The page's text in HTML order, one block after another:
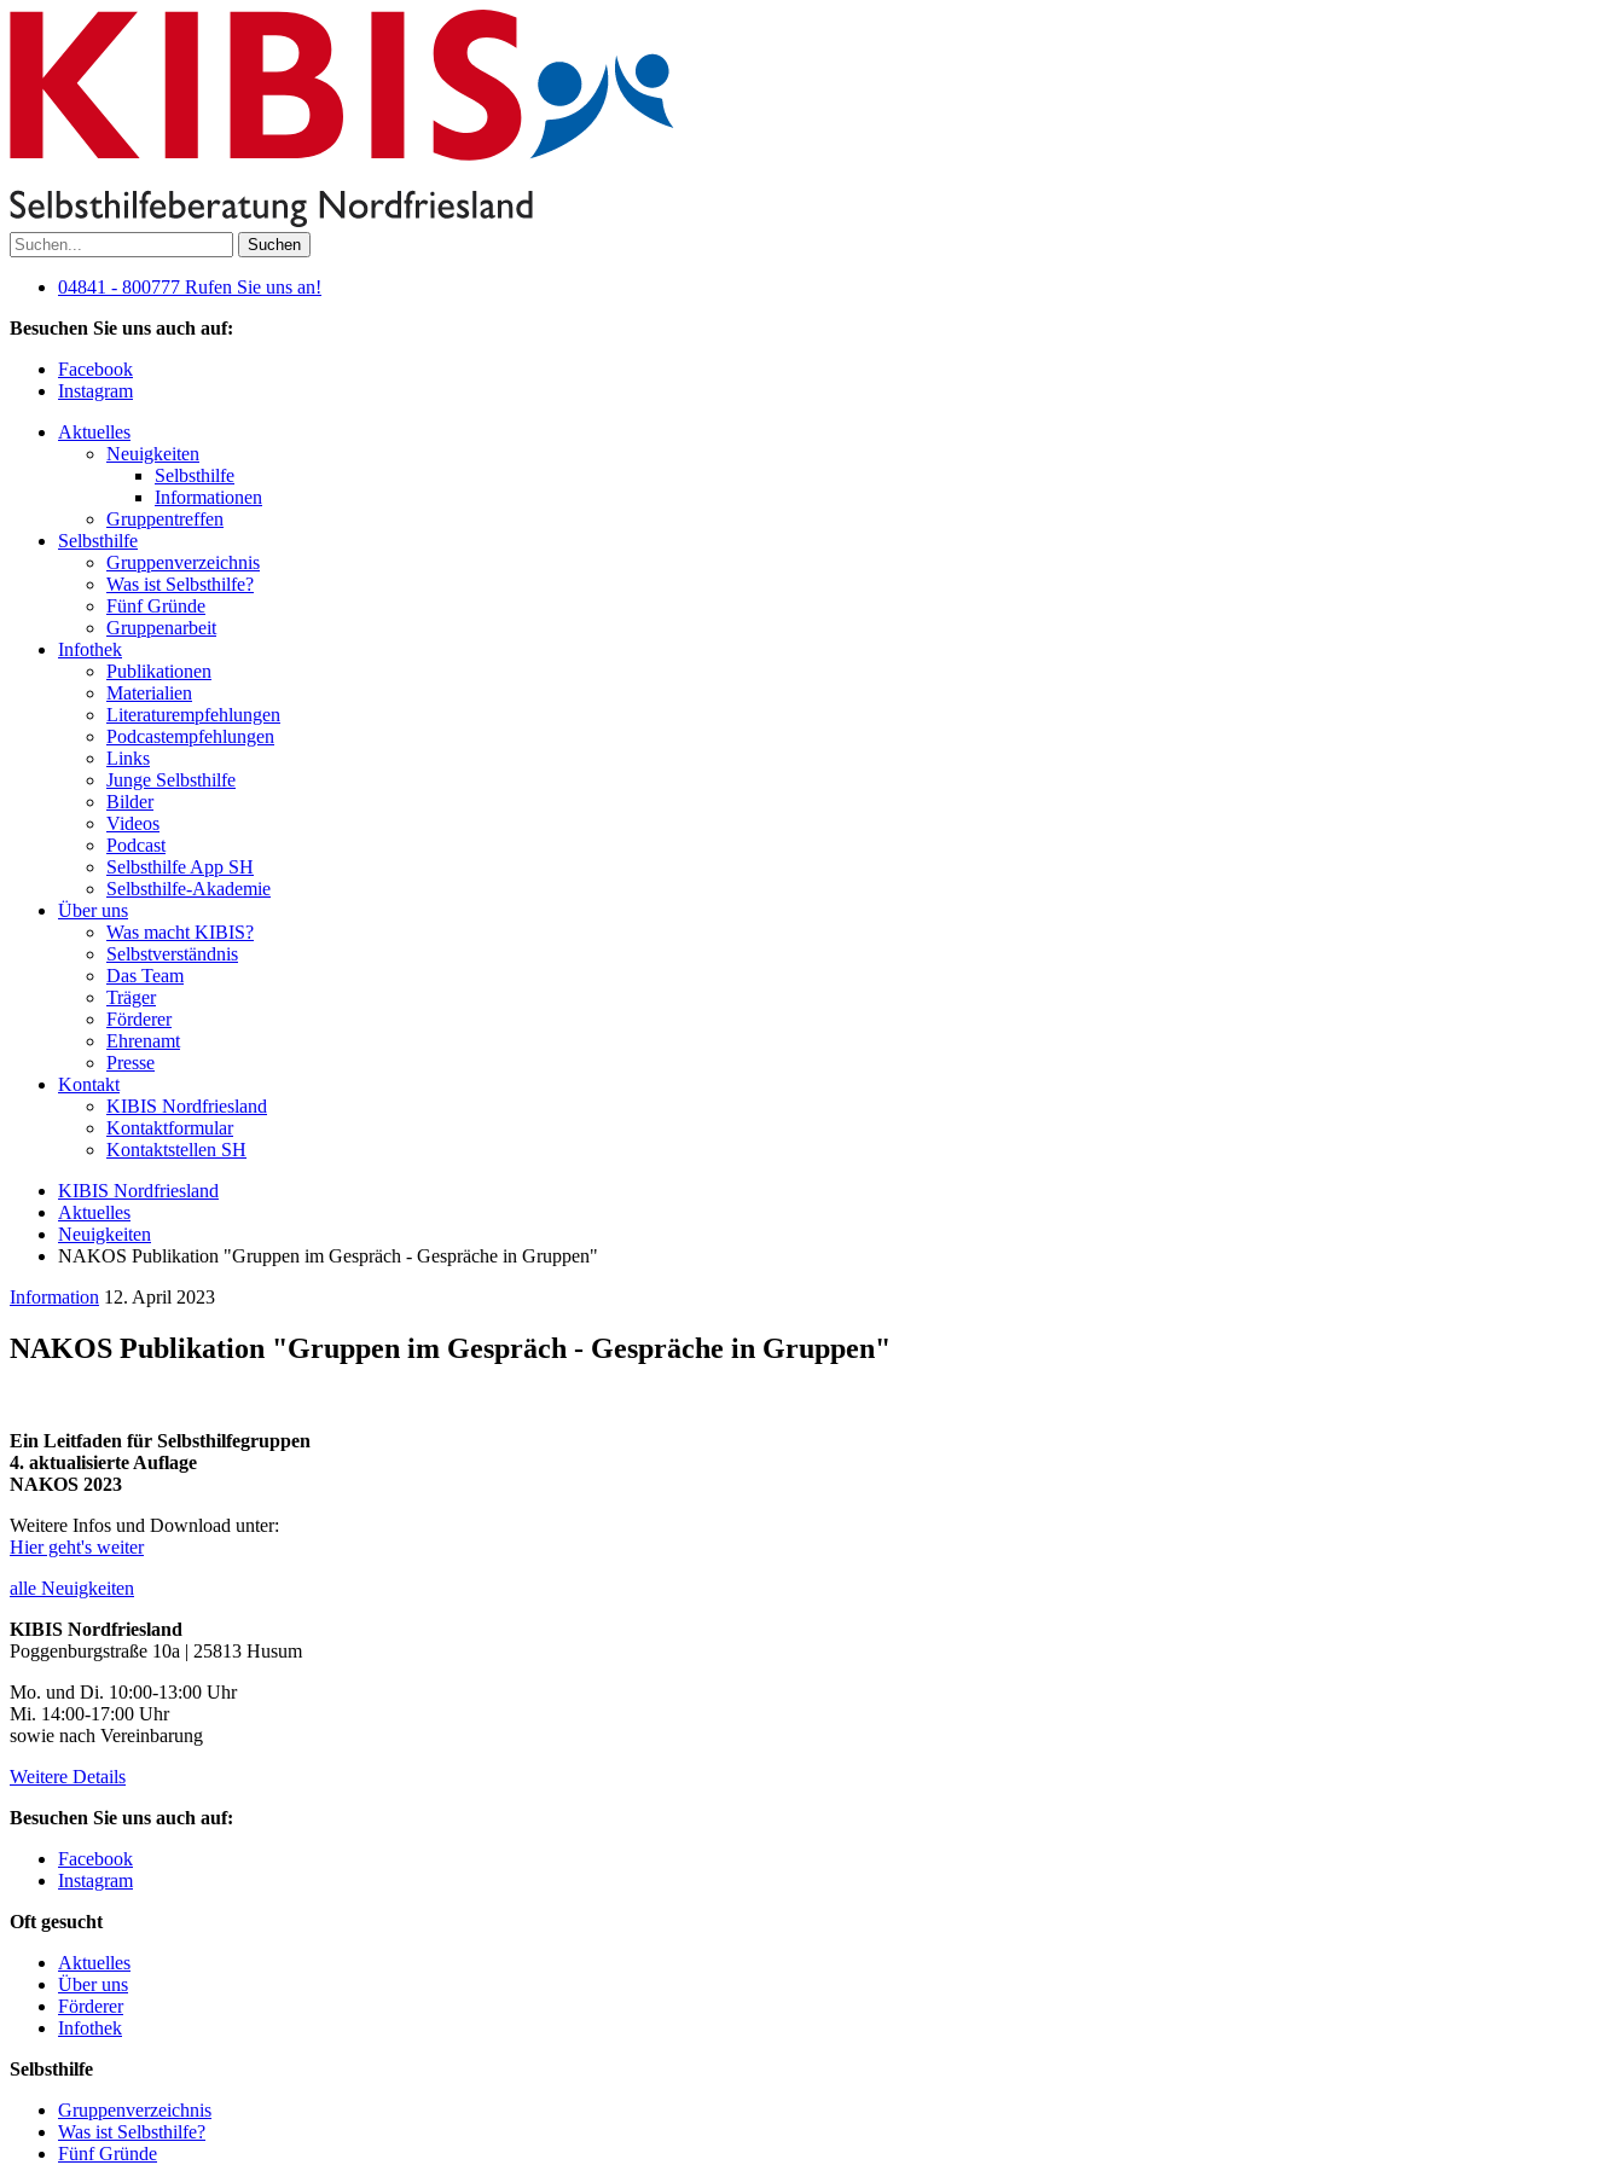
Suchen
04841 - 800777 Rufen Sie uns an!
Besuchen Sie uns auch auf:
Facebook
Instagram
Aktuelles
Neuigkeiten
Selbsthilfe
Informationen
Gruppentreffen
Selbsthilfe
Gruppenverzeichnis
Was ist Selbsthilfe?
Fünf Gründe
Gruppenarbeit
Infothek
Publikationen
Materialien
Literaturempfehlungen
Podcastempfehlungen
Links
Junge Selbsthilfe
Bilder
Videos
Podcast
Selbsthilfe App SH
Selbsthilfe-Akademie
Über uns
Was macht KIBIS?
Selbstverständnis
Das Team
Träger
Förderer
Ehrenamt
Presse
Kontakt
KIBIS Nordfriesland
Kontaktformular
Kontaktstellen SH
KIBIS Nordfriesland
Aktuelles
Neuigkeiten
NAKOS Publikation "Gruppen im Gespräch - Gespräche in Gruppen"
Information 12. April 2023
NAKOS Publikation "Gruppen im Gespräch - Gespräche in Gruppen"
Ein Leitfaden für Selbsthilfegruppen
4. aktualisierte Auflage
NAKOS 2023
Weitere Infos und Download unter:
Hier geht's weiter
alle Neuigkeiten
KIBIS Nordfriesland
Poggenburgstraße 10a | 25813 Husum
Mo. und Di. 10:00-13:00 Uhr
Mi. 14:00-17:00 Uhr
sowie nach Vereinbarung
Weitere Details
Besuchen Sie uns auch auf:
Facebook
Instagram
Oft gesucht
Aktuelles
Über uns
Förderer
Infothek
Selbsthilfe
Gruppenverzeichnis
Was ist Selbsthilfe?
Fünf Gründe